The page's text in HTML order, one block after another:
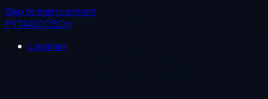
Skip to main content
PYTAGOTECH
Layanan